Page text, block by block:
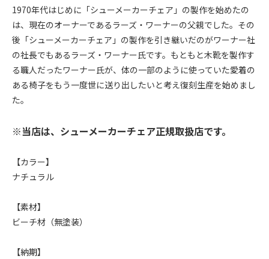
1970年代はじめに「シューメーカーチェア」の製作を始めたの
は、現在のオーナーであるラーズ・ワーナーの父親でした。その
後「シューメーカーチェア」の製作を引き継いだのがワーナー社
の社長でもあるラーズ・ワーナー氏です。もともと木靴を製作す
る職人だったワーナー氏が、体の一部のように使っていた愛着の
ある椅子をもう一度世に送り出したいと考え復刻生産を始めまし
た。
※当店は、シューメーカーチェア正規取扱店です。
【カラー】
ナチュラル
【素材】
ビーチ材（無塗装）
【納期】